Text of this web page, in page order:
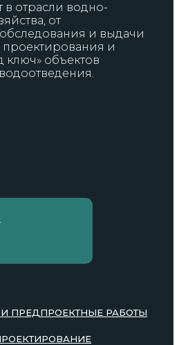
отрасли водно-
от
и выдачи
и
ключ» объектов
ПРЕДПРОЕКТНЫЕ РАБОТЫ